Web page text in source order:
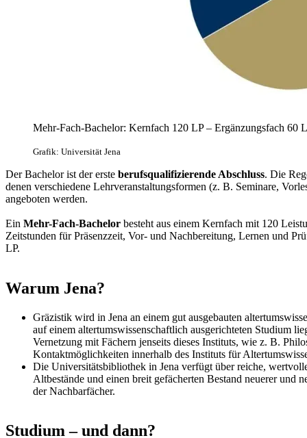
Mehr-Fach-Bachelor: Kernfach 120 LP – Ergänzungsfach 60
Grafik: Universität Jena
Der Bachelor ist der erste berufsqualifizierende Abschluss. Die
denen verschiedene Lehrveranstaltungsformen (z. B. Seminare,
angeboten werden.
Ein Mehr-Fach-Bachelor besteht aus einem Kernfach mit 120
Zeitstunden für Präsenzzeit, Vor- und Nachbereitung, Lernen und
LP.
Warum Jena?
Gräzistik wird in Jena an einem gut ausgebauten
auf einem altertumswissenschaftlich ausgerichteten Studium
Vernetzung mit Fächern jenseits dieses Instituts, wie z. B.
Kontaktmöglichkeiten innerhalb des Instituts für
Die Universitätsbibliothek in Jena verfügt über reiche,
Altbestände und einen breit gefächerten Bestand neuerer und
der Nachbarfächer.
Studium – und dann?